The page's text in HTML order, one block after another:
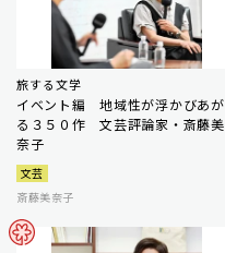
旅する文学
イベント編 地域性が浮かびあが
る３５０作 文芸評論家・斎藤美
奈子
文芸
斎藤美奈子